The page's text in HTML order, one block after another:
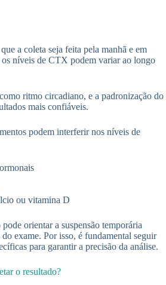
a coleta seja feita pela manhã e em
níveis de CTX podem variar ao longo
ritmo circadiano, e a padronização do
mais confiáveis.
podem interferir nos níveis de
ou vitamina D
orientar a suspensão temporária
do exame. Por isso, é fundamental seguir
para garantir a precisão da análise.
o resultado?